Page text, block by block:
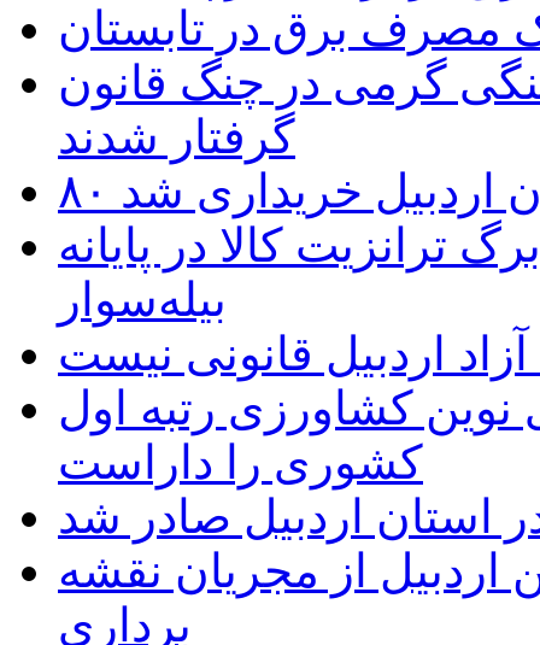
مصرف برق در تابستان
گرمی در چنگ قانون
گرفتار شدند
اردبیل خریداری شد
کالا در پایانه
بیله‌سوار
اردبیل قانونی نیست
نوین کشاورزی رتبه اول
کشوری را داراست
استان اردبیل صادر شد
از مجریان نقشه
برداری